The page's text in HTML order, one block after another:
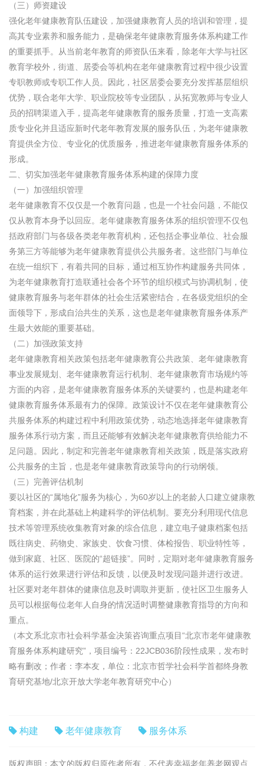
（三）师资建设
强化老年健康教育队伍建设，加强健康教育人员的培训和管理，提
高其专业素养和服务能力，是确保老年健康教育服务体系构建工作
的重要抓手。从当前老年教育的师资队伍来看，除老年大学与社区
教育学校外，街道、居委会等机构在老年健康教育过程中很少设置
专职教师或专职工作人员。因此，社区居委会要充分发挥基层组织
优势，联合老年大学、职业院校等专业团队，从拓宽教师与专业人
员的招聘渠道入手，提高老年健康教育的服务质量，打造一支高素
质专业化并且适应新时代老年教育发展的服务队伍，为老年健康教
育提供全方位、专业化的优质服务，推进老年健康教育服务体系的
形成。
二、切实加强老年健康教育服务体系构建的保障力度
（一）加强组织管理
老年健康教育不仅仅是一个教育问题，也是一个社会问题，不能仅
仅从教育本身予以回应。老年健康教育服务体系的组织管理不仅包
括政府部门与各级各类老年教育机构，还包括企事业单位、社会服
务第三方等能够为老年健康教育提供公共服务者。这些部门与单位
在统一组织下，有着共同的目标，通过相互协作构建服务共同体，
为老年健康教育打造联通社会各个环节的组织模式与协调机制，使
健康教育服务与老年群体的社会生活紧密结合，在各级党组织的全
面领导下，形成自治共生的关系，这也是老年健康教育服务体系产
生最大效能的重要基础。
（二）加强政策支持
老年健康教育相关政策包括老年健康教育公共政策、老年健康教育
事业发展规划、老年健康教育运行机制、老年健康教育市场规约等
方面的内容，是老年健康教育服务体系的关键要约，也是构建老年
健康教育服务体系最有力的保障。政策设计不仅在老年健康教育公
共服务体系的构建过程中利用政策优势，动态地选择老年健康教育
服务体系行动方案，而且还能够有效解决老年健康教育供给能力不
足问题。因此，制定和完善老年健康教育相关政策，既是落实政府
公共服务的主旨，也是老年健康教育政策导向的行动纲领。
（三）完善评估机制
要以社区的“属地化”服务为核心，为60岁以上的老龄人口建立健康教
育档案，并在此基础上构建科学的评估机制。要充分利用现代信息
技术等管理系统收集教育对象的综合信息，建立电子健康档案包括
既往病史、药物史、家族史、饮食习惯、体检报告、职业特性等，
做到家庭、社区、医院的“超链接”。同时，定期对老年健康教育服务
体系的运行效果进行评估和反馈，以便及时发现问题并进行改进。
社区要对老年群体的健康信息及时调取并更新，使社区卫生服务人
员可以根据每位老年人自身的情况适时调整健康教育指导的方向和
重点。
（本文系北京市社会科学基金决策咨询重点项目“北京市老年健康教
育服务体系构建研究”，项目编号：22JCB036阶段性成果，发布时
略有删改；作者：李本友，单位：北京市哲学社会科学首都终身教
育研究基地/北京开放大学老年教育研究中心）
构建 老年健康教育 服务体系
版权声明：本文的版权归原作者所有，不代表幸福老年养老网观点